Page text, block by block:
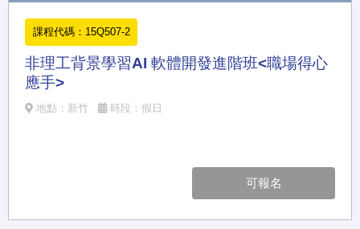
課程代碼：15Q507-2
非理工背景學習AI 軟體開發進階班<職場得心
應手>
地點：新竹 時段：假日
可報名